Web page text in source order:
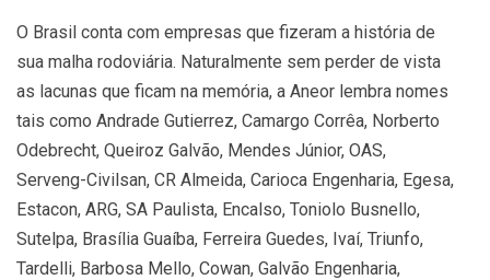
O Brasil conta com empresas que fizeram a história de
sua malha rodoviária. Naturalmente sem perder de vista
as lacunas que ficam na memória, a Aneor lembra nomes
tais como Andrade Gutierrez, Camargo Corrêa, Norberto
Odebrecht, Queiroz Galvão, Mendes Júnior, OAS,
Serveng-Civilsan, CR Almeida, Carioca Engenharia, Egesa,
Estacon, ARG, SA Paulista, Encalso, Toniolo Busnello,
Sutelpa, Brasília Guaíba, Ferreira Guedes, Ivaí, Triunfo,
Tardelli, Barbosa Mello, Cowan, Galvão Engenharia,